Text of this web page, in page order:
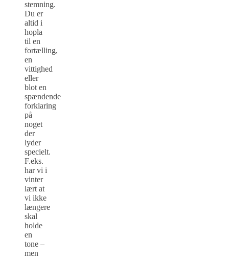
stemning.
Du er
altid i
hopla
til en
fortælling,
en
vittighed
eller
blot en
spændende
forklaring
på
noget
der
lyder
specielt.
F.eks.
har vi i
vinter
lært at
vi ikke
længere
skal
holde
en
tone –
men